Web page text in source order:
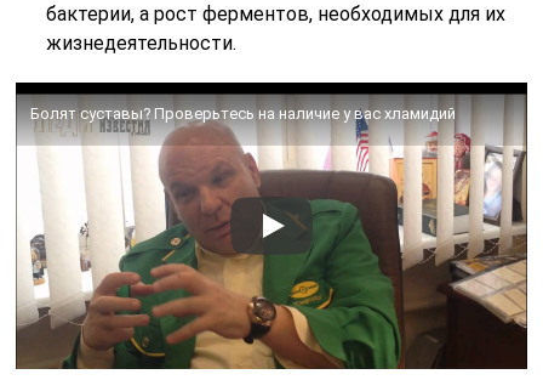
бактерии, а рост ферментов, необходимых для их
жизнедеятельности.
Болят суставы? Проверьтесь на наличие у вас хламидий